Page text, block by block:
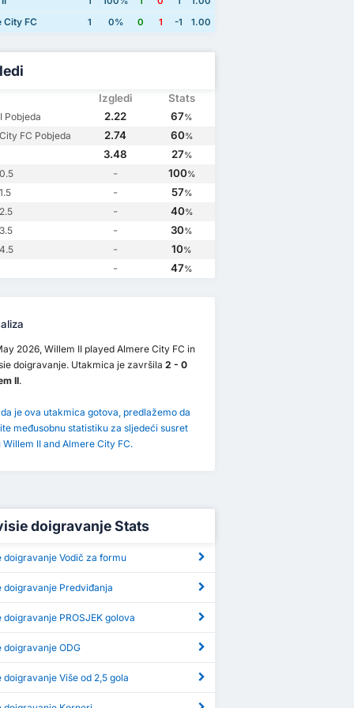
2023
0
21 October 2022
Willem II
Almere City FC 1
25 April 2014
Almere City FC
Willem II
FC 1 0% 0 1 -1 1.00
Izgledi Stats
Pobjeda 2.22 67%
FC Pobjeda 2.74 60%
3.48 27%
- 100%
- 57%
- 40%
- 30%
- 10%
- 47%
2026, Willem II played Almere City FC in
doigravanje. Utakmica je završila 2 - 0
II.
je ova utakmica gotova, predlažemo da
međusobnu statistiku za sljedeći susret
II and Almere City FC.
doigravanje Stats
doigravanje Vodič za formu
doigravanje Predviđanja
doigravanje PROSJEK golova
doigravanje ODG
doigravanje Više od 2,5 gola